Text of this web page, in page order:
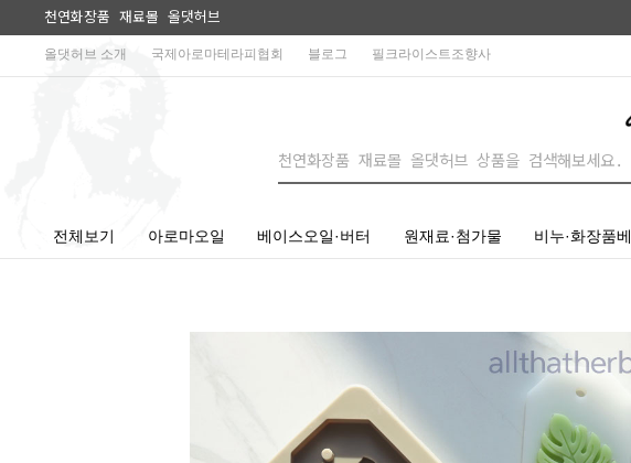
천연화장품 재료몰 올댓허브
올댓허브 소개 국제아로마테라피협회 블로그 필크라이스트조향사
전체보기 아로마오일 베이스오일·버터 원재료·첨가물 비누·화장품